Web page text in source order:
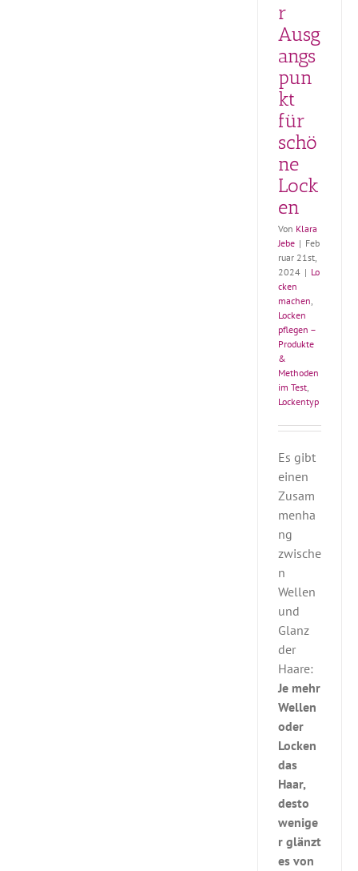
r
Ausg
angs
pun
kt
für
schö
ne
Lock
en
Von Klara
Jebe | Feb
ruar 21st,
2024 | Lo
cken
machen,
Locken
pflegen –
Produkte
&
Methoden
im Test,
Lockentyp
Es gibt
einen
Zusam
menha
ng
zwische
n
Wellen
und
Glanz
der
Haare:
Je mehr
Wellen
oder
Locken
das
Haar,
desto
wenige
r glänzt
es von